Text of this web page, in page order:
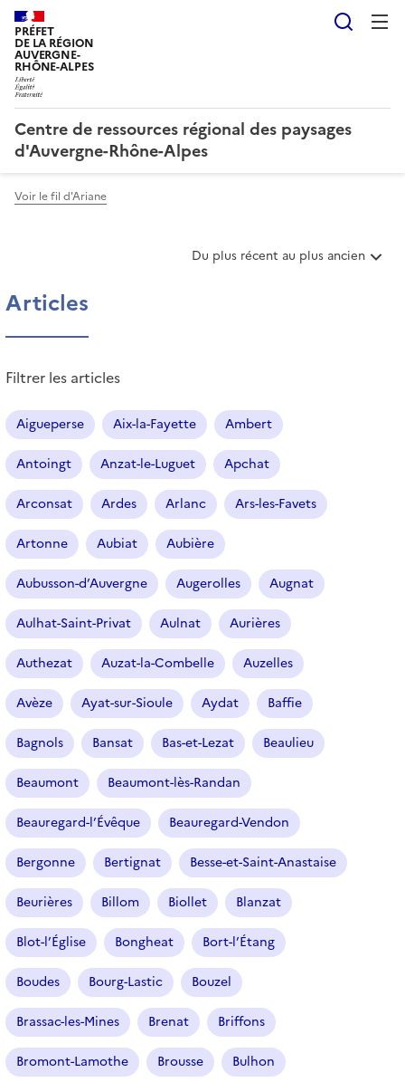
PRÉFET
DE LA RÉGION
AUVERGNE-
RHÔNE-ALPES
Centre de ressources régional des paysages
d'Auvergne-Rhône-Alpes
Voir le fil d'Ariane
T
t
i
c
l
e
s
Du plus récent au plus ancien
Articles
Filtrer les articles
Aigueperse Aix-la-Fayette Ambert
Antoingt Anzat-le-Luguet Apchat
Arconsat Ardes Arlanc Ars-les-Favets
Artonne Aubiat Aubière
Aubusson-d’Auvergne Augerolles Augnat
Aulhat-Saint-Privat Aulnat Aurières
Authezat Auzat-la-Combelle Auzelles
Avèze Ayat-sur-Sioule Aydat Baffie
Bagnols Bansat Bas-et-Lezat Beaulieu
Beaumont Beaumont-lès-Randan
Beauregard-l’Évêque Beauregard-Vendon
Bergonne Bertignat Besse-et-Saint-Anastaise
Beurières Billom Biollet Blanzat
Blot-l’Église Bongheat Bort-l’Étang
Boudes Bourg-Lastic Bouzel
Brassac-les-Mines Brenat Briffons
Bromont-Lamothe Brousse Bulhon